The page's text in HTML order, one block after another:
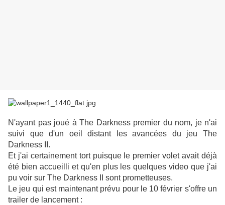
N'ayant pas joué à The Darkness premier du nom, je n'ai
suivi que d'un oeil distant les avancées du jeu The
Darkness II.
Et j'ai certainement tort puisque le premier volet avait déjà
été bien accueilli et qu'en plus les quelques video que j'ai
pu voir sur The Darkness II sont prometteuses.
Le jeu qui est maintenant prévu pour le 10 février s'offre un
trailer de lancement :